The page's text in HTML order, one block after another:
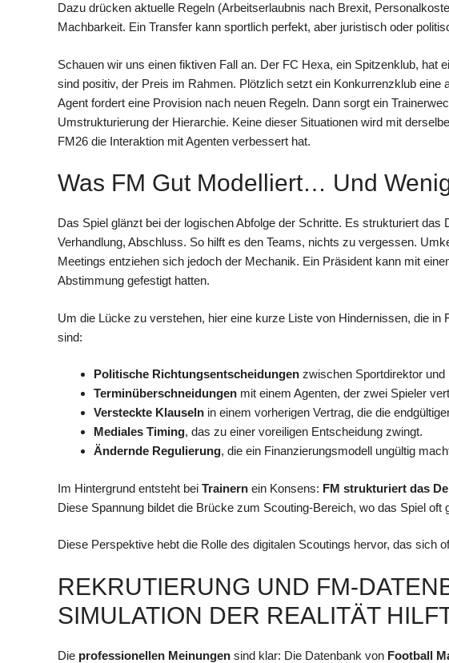
Dazu drücken aktuelle Regeln (Arbeitserlaubnis nach Brexit,
Machbarkeit. Ein Transfer kann sportlich perfekt, aber juristisch oder
Schauen wir uns einen fiktiven Fall an. Der FC Hexa, ein Spitzenklub, hat
sind positiv, der Preis im Rahmen. Plötzlich setzt ein Konkurrenzklub eine
Agent fordert eine Provision nach neuen Regeln. Dann sorgt ein
Umstrukturierung der Hierarchie. Keine dieser Situationen wird mit
FM26 die Interaktion mit Agenten verbessert hat.
Was FM Gut Modelliert… Und
Das Spiel glänzt bei der logischen Abfolge der Schritte. Es strukturiert das
Verhandlung, Abschluss. So hilft es den Teams, nichts zu vergessen.
Meetings entziehen sich jedoch der Mechanik. Ein Präsident kann mit
Abstimmung gefestigt hatten.
Um die Lücke zu verstehen, hier eine kurze Liste von Hindernissen, die in
sind:
Politische Richtungsentscheidungen zwischen Sportdirektor und
Terminüberschneidungen mit einem Agenten, der zwei Spieler
Versteckte Klauseln in einem vorherigen Vertrag, die die
Mediales Timing, das zu einer voreiligen Entscheidung zwingt.
Ändernde Regulierung, die ein Finanzierungsmodell ungültig
Im Hintergrund entsteht bei Trainern ein Konsens: FM strukturiert das
Diese Spannung bildet die Brücke zum Scouting-Bereich, wo das Spiel oft
Diese Perspektive hebt die Rolle des digitalen Scoutings hervor, das sich
REKRUTIERUNG UND FM-
SIMULATION DER REALITÄT
Die professionellen Meinungen sind klar: Die Datenbank von Football